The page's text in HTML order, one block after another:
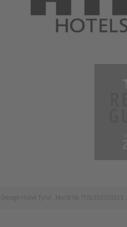
Design Hotel Tyrol . MwSt-Nr. IT01350720213